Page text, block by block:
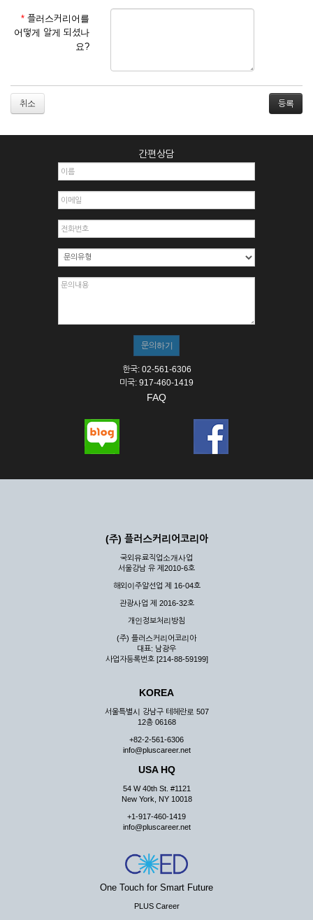
를 심사, 승낙함으로써 성립하며, 회사는 신청자의 실명 확인 절
차를 밟을 수 있습니다.
② 회원가입시 입력한 ID는 변경할 수 없으며, 회원 1인당 한 개
의 ID가 발급됩니다. 부득이한 경우로 인해 변경하고자 하는 경
거절하거나 취소할 수 있으며, 실명으로 등록하지 않은 자의 일
2. 개인정보를 허위로 기재하여 신청할 경우
3. 경쟁 관게에 있는 이용자가 신청할 경우
4. 타인의 서비스 이용을 방해하거나, 정보를 도용한 경우
6. 이용자가 영업활동 또는 부정한 용도로 본 서비스를 이용할
7. 회사의 정보를 사전 승낙 없이 전재, 변조, 복사하여 이용하
8. 기타 회사가 정한 제반 사항을 위반하며 신청하는 경우
제5조 (서비스의 이용 및 중지)
② 시스템 점검, 교체 및 고장, 기술적인 이유, 국가비상사태, 정
스가 불가능할 경우 회사는 사전 공지나 예고 없이 서비스의 전
부 또는 일부를 일시적 또는 영구적으로 중지할 수 있습니다.
③ 기타 회사는 서비스를 제공할 수 없는 합당한 사유가 발생한
④ 회사는 제 2항 및 제 3항의 사유로 서비스의 제공이 일시적
여 배상하지 않습니다.
제3장 권리 및 의무
공할 수 있도록 최선의 노력을 다하여야 합니다.
게 누설, 배포하여서는 안됩니다. 다만, 관계법령에 의하여 국가
기관 등의 합법적인 요구가 있는 경우에는 해당 되지 않습니다.
③ 회사는 이용자로부터 제기되는 의견이나 불만이 정당하다고
인정할 경우에는 즉시 처리하여야 하며, 즉시 처리가 곤란한 경
우 그 처리를 위해 노력해야 합니다.
제7조 (회원의 의무)
① 회원은 ID와 비밀 번호에 관한 모든 관리의 책임이 있으며
② 회원은 이용신청서의 기재내용 중 변경된 내용이 있는 경우
서비스를 통하여 그 내용을 회사에 통지하여야 합니다.
③ 다른 회원의 ID와 비밀번호를 부당하게 사용하는 행위를
④ 회원은 회사의 서비스에서 타 사이트의 홍보행위를 하지 않
아야 하며 공공질서나 미풍약속에 위배되는 내용 혹은 저작권을
리 행위도 할 수 없습니다.
사가 통지하는 사항을 준수하여야 하며, 기타 회사의 업무에 방
해되는 행위를 하여서는 아니 됩니다.
제8조 (회원의 관리)
① 회원은 언제든 이 약관에 대한 동의를 철회할 수 있습니다.
* 플러스커리어를
어떻게 알게 되셨나
요?
취소
간편상담
한국: 02-561-6306
미국: 917-460-1419
FAQ
(주) 플러스커리어코리아
국외유료직업소개사업
서울강남 유 제2010-6호
해외이주알선업 제 16-04호
관광사업 제 2016-32호
개인정보처리방침
(주) 플러스커리어코리아
대표: 남광우
사업자등록번호 [214-88-59199]
KOREA
서울특별시 강남구 테헤란로 507
12층 06168
+82-2-561-6306
info@pluscareer.net
USA HQ
54 W 40th St. #1121
New York, NY 10018
+1-917-460-1419
info@pluscareer.net
One Touch for Smart Future
PLUS Career